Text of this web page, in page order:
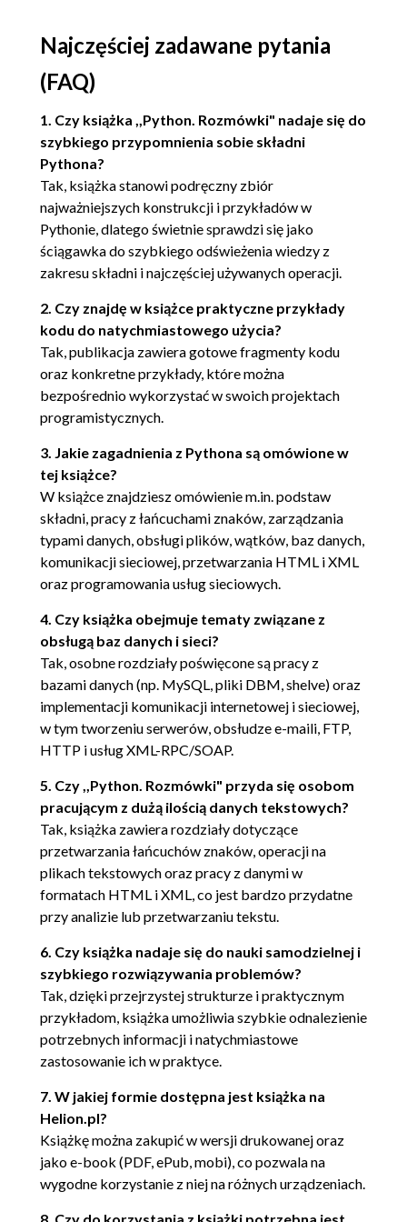
znaków (67)
Konwersja Unicode do lokalnych łańcuchów
znaków (69)
3. Zarządzanie typami danych (73)
Definiowanie listy (74)
Dostęp do listy (76)
Wycinek listy (77)
Dodawanie i usuwanie elementów listy (79)
Sortowanie listy (82)
Wykorzystywanie krotek (84)
Tworzenie słownika (87)
Dodawanie wartości do słownika (88)
Pobieranie wartości ze słownika (91)
Wycinek słownika (93)
Zamiana kluczy na wartości w słowniku (95)
4. Praca z plikami (97)
Otwieranie i zamykanie pliku (98)
Odczytywanie pojedynczego wiersza z pliku (103)
Dostęp do każdego słowa z pliku (104)
Zapisywanie do pliku (105)
Ustalenie liczby wierszy w pliku (107)
Zmiana nazwy pliku (109)
Rekurencyjne kasowanie plików i podkatalogów
Wyszukiwanie plików w oparciu o rozszerzenie
Tworzenie archiwum TAR (115)
Wyodrębnianie pliku z archiwum TAR (117)
Dodawanie plików do archiwum ZIP (119)
Wyodrębnianie plików z archiwum ZIP (121)
5. Zarządzanie wątkami (123)
Rozpoczynanie nowego wątku (124)
Tworzenie i wychodzenie z wątków (126)
Synchronizacja wątków (128)
Implementacja wielowątkowej kolejki priorytetowej
Najczęściej zadawane pytania
(FAQ)
1. Czy książka ,,Python. Rozmówki" nadaje się do
szybkiego przypomnienia sobie składni
Pythona?
Tak, książka stanowi podręczny zbiór
najważniejszych konstrukcji i przykładów w
Pythonie, dlatego świetnie sprawdzi się jako
ściągawka do szybkiego odświeżenia wiedzy z
zakresu składni i najczęściej używanych operacji.
2. Czy znajdę w książce praktyczne przykłady
kodu do natychmiastowego użycia?
Tak, publikacja zawiera gotowe fragmenty kodu
oraz konkretne przykłady, które można
bezpośrednio wykorzystać w swoich projektach
programistycznych.
3. Jakie zagadnienia z Pythona są omówione w
tej książce?
W książce znajdziesz omówienie m.in. podstaw
składni, pracy z łańcuchami znaków, zarządzania
typami danych, obsługi plików, wątków, baz danych,
komunikacji sieciowej, przetwarzania HTML i XML
oraz programowania usług sieciowych.
4. Czy książka obejmuje tematy związane z
obsługą baz danych i sieci?
Tak, osobne rozdziały poświęcone są pracy z
bazami danych (np. MySQL, pliki DBM, shelve) oraz
implementacji komunikacji internetowej i sieciowej,
w tym tworzeniu serwerów, obsłudze e-maili, FTP,
HTTP i usług XML-RPC/SOAP.
5. Czy ,,Python. Rozmówki" przyda się osobom
pracującym z dużą ilością danych tekstowych?
Tak, książka zawiera rozdziały dotyczące
przetwarzania łańcuchów znaków, operacji na
plikach tekstowych oraz pracy z danymi w
formatach HTML i XML, co jest bardzo przydatne
przy analizie lub przetwarzaniu tekstu.
6. Czy książka nadaje się do nauki samodzielnej i
szybkiego rozwiązywania problemów?
Tak, dzięki przejrzystej strukturze i praktycznym
przykładom, książka umożliwia szybkie odnalezienie
potrzebnych informacji i natychmiastowe
zastosowanie ich w praktyce.
7. W jakiej formie dostępna jest książka na
Helion.pl?
Książkę można zakupić w wersji drukowanej oraz
jako e-book (PDF, ePub, mobi), co pozwala na
wygodne korzystanie z niej na różnych urządzeniach.